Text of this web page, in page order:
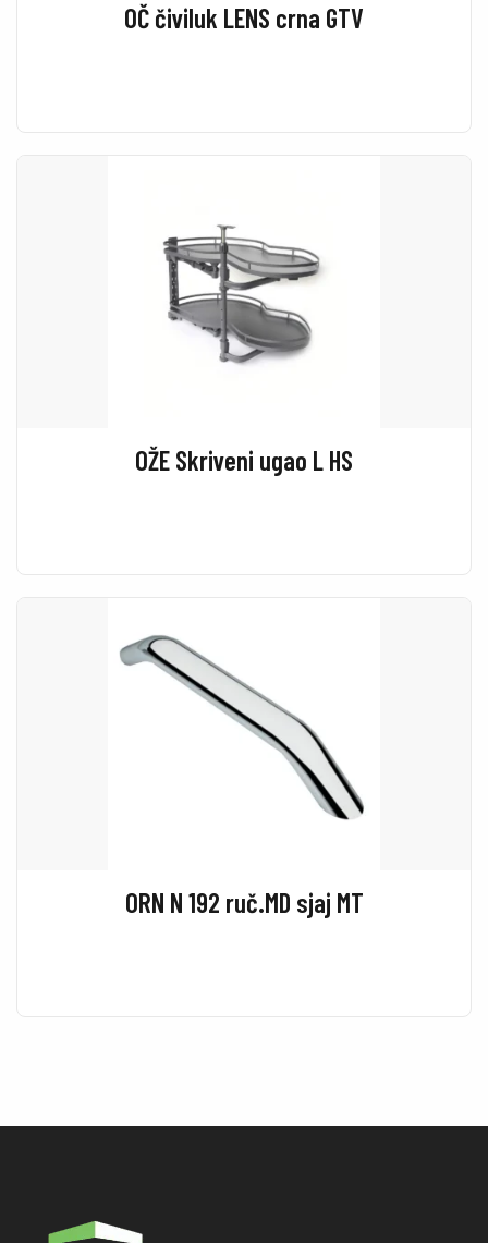
OČ čiviluk LENS crna GTV
OŽE Skriveni ugao L HS
ORN N 192 ruč.MD sjaj MT